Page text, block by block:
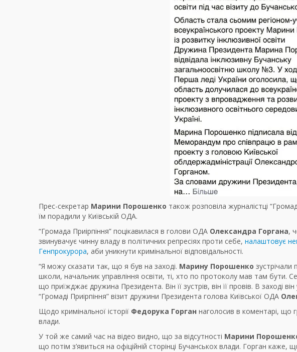
Прес-секретар Марини Порошенко також розповіла журналістці
їм порадили у Київській ОДА.
“Громада Приірпіння” поцікавилася в голови ОДА Олександра Горгана,
звинувачує чинну владу в політичних репресіях проти себе, налаштовує
Генпрокурора, аби уникнути кримінальної відповідальності.
“Я можу сказати так, що я був на заході. Марину Порошенко
школи, начальник управління освіти, ті, хто по протоколу мав там бути.
що приїжджає дружина Президента. Він її зустрів, він її провів. В заході
“Громаді Приірпіння” візит дружини Президента голова Київської ОДА
Щодо кримінальної історії Федорука Горган наголосив в коментарі, що
влади.
У той же самий час на відео видно, що за відсутності Марини
що потім з’явиться на офіційній сторінці Бучанськох влади. Горган